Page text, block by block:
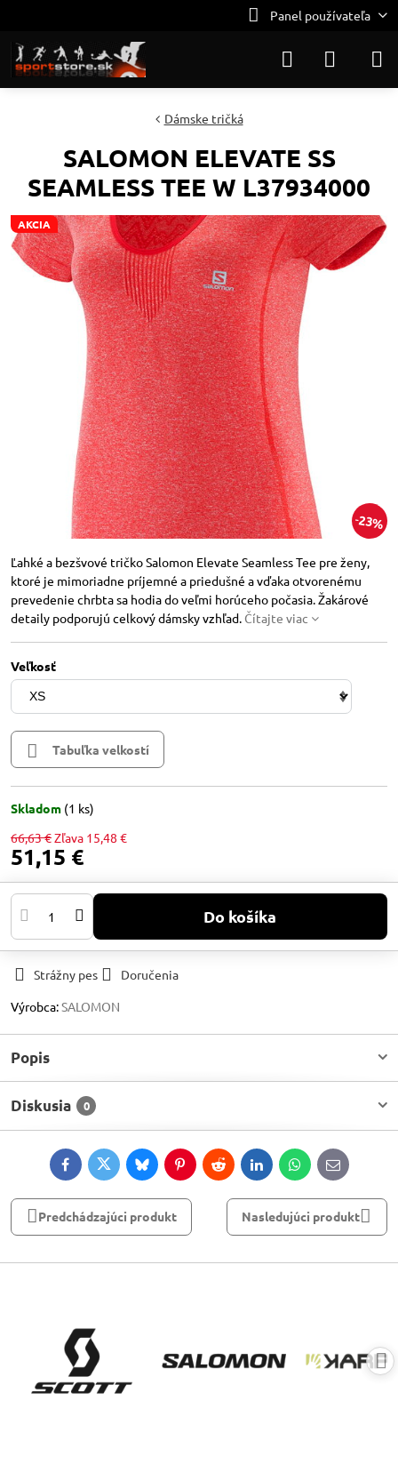
Panel používateľa
AKCIA
23%
Dámske tričká
SALOMON ELEVATE SS
SEAMLESS TEE W L37934000
Ľahké a bezšvové tričko Salomon Elevate Seamless Tee pre ženy,
ktoré je mimoriadne príjemné a priedušné a vďaka otvorenému
prevedenie chrbta sa hodia do veľmi horúceho počasia. Žakárové
detaily podporujú celkový dámsky vzhľad. Čítajte viac
Veľkosť
Tabuľka velkostí
Skladom (1 ks)
66,63 €Zľava 15,48 €
51,15 €
Do košíka
Strážny pes
Doručenia
Výrobca:SALOMON
Popis
Diskusia 0
FacebookTwitterBlueskyPinterestRedditLinkedInWhatsApp
E-
mail
Predchádzajúci produkt Nasledujúci produkt